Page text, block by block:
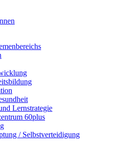
Lernstrategie
60plus
/ Selbstverteidigung